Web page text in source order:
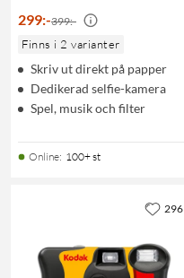
299:-399:-
Finns i 2 varianter
Skriv ut direkt på papper
Dedikerad selfie-kamera
Spel, musik och filter
Online: 100+ st
296